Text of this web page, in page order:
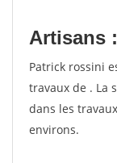
Artisans
Patrick rossini
travaux de . La
dans les
environs.